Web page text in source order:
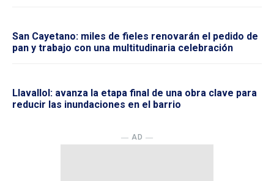
San Cayetano: miles de fieles renovarán el pedido de
pan y trabajo con una multitudinaria celebración
Llavallol: avanza la etapa final de una obra clave para
reducir las inundaciones en el barrio
― AD ―